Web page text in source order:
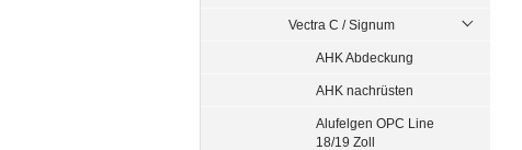
Vectra C / Signum
AHK Abdeckung
AHK nachrüsten
Alufelgen OPC Line
18/19 Zoll